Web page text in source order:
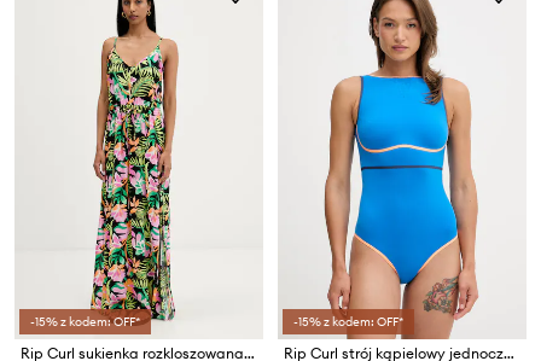
-15% z kodem: OFF*
Rip Curl sukienka rozkloszowana z wiskozy MOLOKAI
-15% z kodem: OFF*
Rip Curl strój kąpielowy jednoczęściowy damski MIRAGE